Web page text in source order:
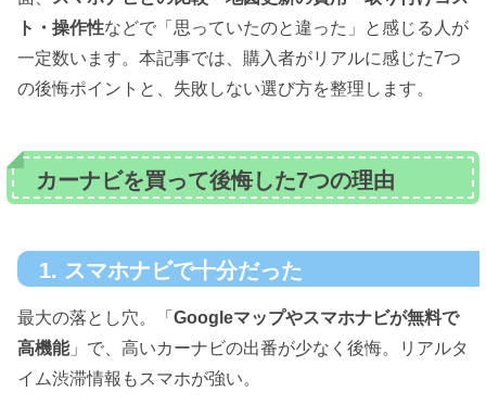
ト・操作性などで「思っていたのと違った」と感じる人が
一定数います。本記事では、購入者がリアルに感じた7つ
の後悔ポイントと、失敗しない選び方を整理します。
カーナビを買って後悔した7つの理由
1. スマホナビで十分だった
最大の落とし穴。「 Googleマップやスマホナビが無料で
高機能」で、高いカーナビの出番が少なく後悔。リアルタ
イム渋滞情報もスマホが強い。